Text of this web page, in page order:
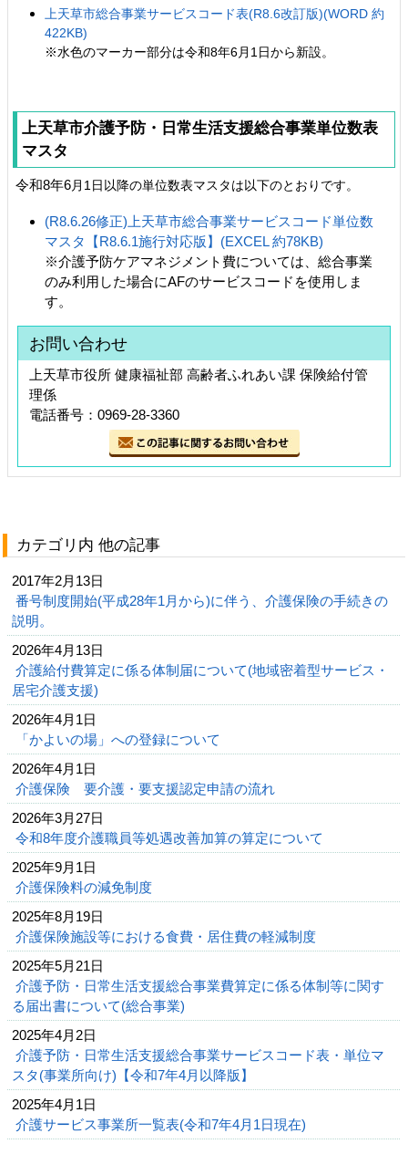
上天草市総合事業サービスコード表(R8.6改訂版)(WORD 約
422KB)
※水色のマーカー部分は令和8年6月1日から新設。
上天草市介護予防・日常生活支援総合事業単位数表
マスタ
令和8年6月1日以降の単位数表マスタは以下のとおりです。
(R8.6.26修正)上天草市総合事業サービスコード単位数
マスタ【R8.6.1施行対応版】(EXCEL 約78KB)
※介護予防ケアマネジメント費については、総合事業
のみ利用した場合にAFのサービスコードを使用しま
す。
お問い合わせ
上天草市役所 健康福祉部 高齢者ふれあい課 保険給付管
理係
電話番号：0969-28-3360
カテゴリ内 他の記事
2017年2月13日
番号制度開始(平成28年1月から)に伴う、介護保険の手続きの
説明。
2026年4月13日
介護給付費算定に係る体制届について(地域密着型サービス・
居宅介護支援)
2026年4月1日
「かよいの場」への登録について
2026年4月1日
介護保険 要介護・要支援認定申請の流れ
2026年3月27日
令和8年度介護職員等処遇改善加算の算定について
2025年9月1日
介護保険料の減免制度
2025年8月19日
介護保険施設等における食費・居住費の軽減制度
2025年5月21日
介護予防・日常生活支援総合事業費算定に係る体制等に関す
る届出書について(総合事業)
2025年4月2日
介護予防・日常生活支援総合事業サービスコード表・単位マ
スタ(事業所向け)【令和7年4月以降版】
2025年4月1日
介護サービス事業所一覧表(令和7年4月1日現在)